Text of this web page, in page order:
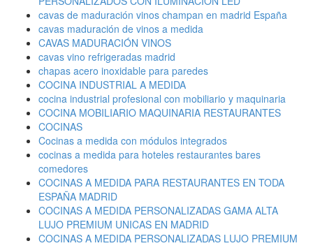
cavas de maduración vinos champan en madrid España
cavas maduración de vinos a medida
CAVAS MADURACIÓN VINOS
cavas vino refrigeradas madrid
chapas acero inoxidable para paredes
COCINA INDUSTRIAL A MEDIDA
cocina industrial profesional con mobiliario y maquinaria
COCINA MOBILIARIO MAQUINARIA RESTAURANTES
COCINAS
Cocinas a medida con módulos integrados
cocinas a medida para hoteles restaurantes bares
comedores
COCINAS A MEDIDA PARA RESTAURANTES EN TODA
ESPAÑA MADRID
COCINAS A MEDIDA PERSONALIZADAS GAMA ALTA
LUJO PREMIUM UNICAS EN MADRID
COCINAS A MEDIDA PERSONALIZADAS LUJO PREMIUM